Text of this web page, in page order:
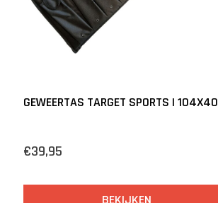
GEWEERTAS TARGET SPORTS | 104X40
€39,95
BEKIJKEN